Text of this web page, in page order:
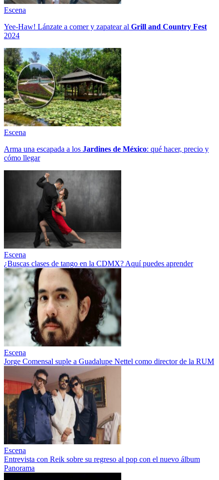
Escena
Yee-Haw! Lánzate a comer y zapatear al Grill and Country Fest
2024
Escena
Arma una escapada a los Jardines de México: qué hacer, precio y
cómo llegar
Escena
¿Buscas clases de tango en la CDMX? Aquí puedes aprender
Escena
Jorge Comensal suple a Guadalupe Nettel como director de la RUM
Escena
Entrevista con Reik sobre su regreso al pop con el nuevo álbum
Panorama